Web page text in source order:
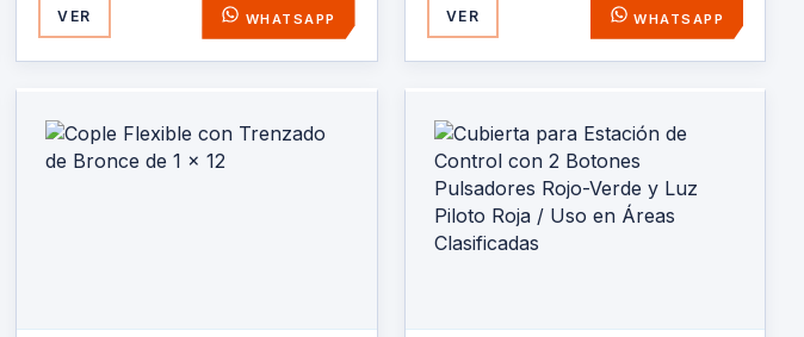
VER WHATSAPP VER WHATSAPP